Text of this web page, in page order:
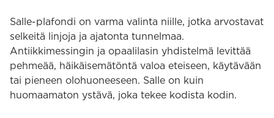
Salle-plafondi on varma valinta niille, jotka arvostavat
selkeitä linjoja ja ajatonta tunnelmaa.
Antiikkimessingin ja opaalilasin yhdistelmä levittää
pehmeää, häikäisemätöntä valoa eteiseen, käytävään
tai pieneen olohuoneeseen. Salle on kuin
huomaamaton ystävä, joka tekee kodista kodin.